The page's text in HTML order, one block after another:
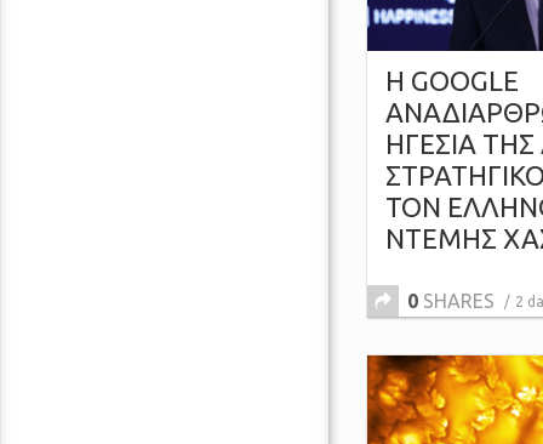
Η GOOGLE
ΗΓΕΣΙΑ
ΤΟΝ
ΝΤΕΜΗΣ
0 SHARES 2